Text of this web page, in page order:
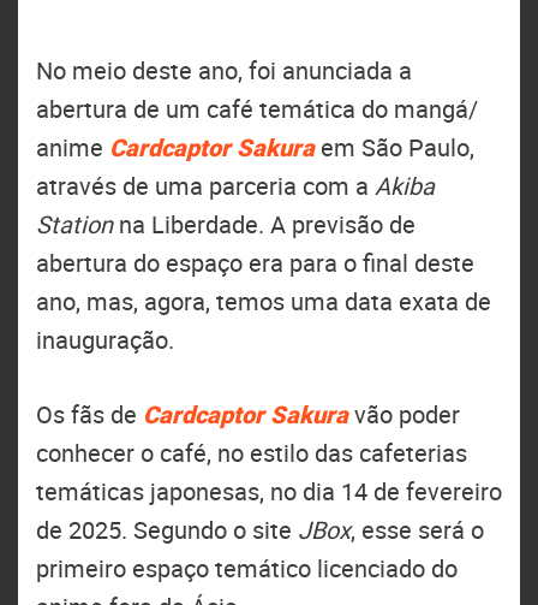
No meio deste ano, foi anunciada a
abertura de um café temática do mangá/
anime Cardcaptor Sakura em São Paulo,
através de uma parceria com a Akiba
Stationna Liberdade. A previsão de
abertura do espaço era para o final deste
ano, mas, agora, temos uma data exata de
inauguração.
Os fãs de Cardcaptor Sakuravão poder
conhecer o café, no estilo das cafeterias
temáticas japonesas, no dia 14 de fevereiro
de 2025. Segundo o site JBox, esse será o
primeiro espaço temático licenciado do